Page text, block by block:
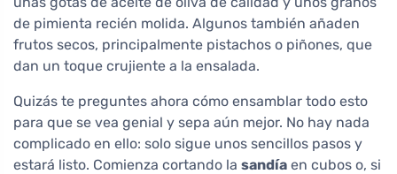
de pimienta recién molida. Algunos también añaden
frutos secos, principalmente pistachos o piñones, que
dan un toque crujiente a la ensalada.
Quizás te preguntes ahora cómo ensamblar todo esto
para que se vea genial y sepa aún mejor. No hay nada
complicado en ello: solo sigue unos sencillos pasos y
estará listo. Comienza cortando la sandía en cubos o, si